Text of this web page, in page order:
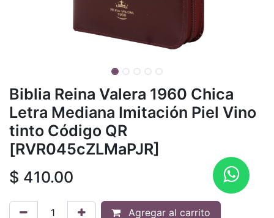
Biblia Reina Valera 1960 Chica
Letra Mediana Imitación Piel Vino
tinto Código QR
[RVR045cZLMaPJR]
$ 410.00
Agregar al carrito